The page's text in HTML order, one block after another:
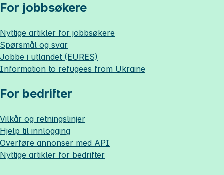
For jobbsøkere
Nyttige artikler for jobbsøkere
Spørsmål og svar
Jobbe i utlandet (EURES)
Information to refugees from Ukraine
For bedrifter
Vilkår og retningslinjer
Hjelp til innlogging
Overføre annonser med API
Nyttige artikler for bedrifter